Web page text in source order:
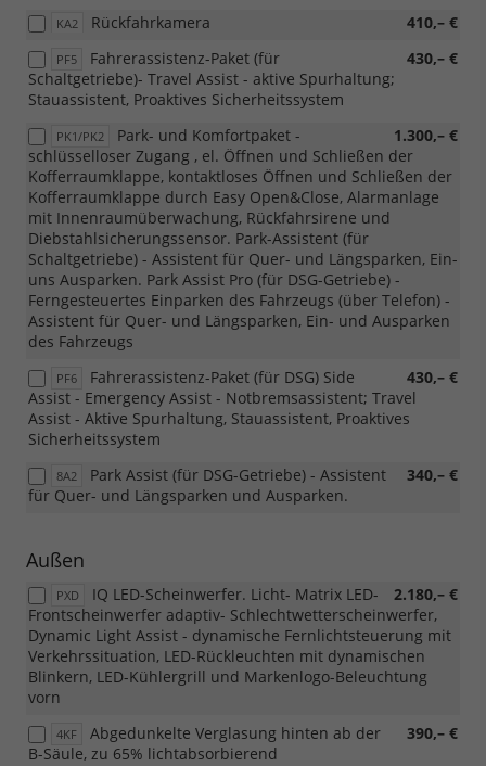
KA2 410,– €
Rückfahrkamera
PF5 430,– €
Fahrerassistenz-Paket (für
Schaltgetriebe)- Travel Assist - aktive Spurhaltung;
Stauassistent, Proaktives Sicherheitssystem
PK1/PK2 1.300,– €
Park- und Komfortpaket -
schlüsselloser Zugang , el. Öffnen und Schließen der
Kofferraumklappe, kontaktloses Öffnen und Schließen der
Kofferraumklappe durch Easy Open&Close, Alarmanlage
mit Innenraumüberwachung, Rückfahrsirene und
Diebstahlsicherungssensor. Park-Assistent (für
Schaltgetriebe) - Assistent für Quer- und Längsparken, Ein-
uns Ausparken. Park Assist Pro (für DSG-Getriebe) -
Ferngesteuertes Einparken des Fahrzeugs (über Telefon) -
Assistent für Quer- und Längsparken, Ein- und Ausparken
des Fahrzeugs
PF6 430,– €
Fahrerassistenz-Paket (für DSG) Side
Assist - Emergency Assist - Notbremsassistent; Travel
Assist - Aktive Spurhaltung, Stauassistent, Proaktives
Sicherheitssystem
8A2 340,– €
Park Assist (für DSG-Getriebe) - Assistent
für Quer- und Längsparken und Ausparken.
Außen
PXD 2.180,– €
IQ LED-Scheinwerfer. Licht- Matrix LED-
Frontscheinwerfer adaptiv- Schlechtwetterscheinwerfer,
Dynamic Light Assist - dynamische Fernlichtsteuerung mit
Verkehrssituation, LED-Rückleuchten mit dynamischen
Blinkern, LED-Kühlergrill und Markenlogo-Beleuchtung
vorn
4KF 390,– €
Abgedunkelte Verglasung hinten ab der
B-Säule, zu 65% lichtabsorbierend